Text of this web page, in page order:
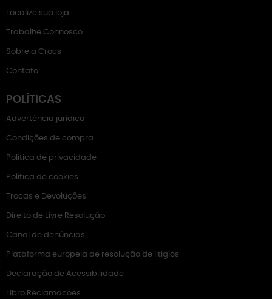
Localize sua loja
Trabalhe Connosco
Sobre a Crocs
Contato
POLÍTICAS
Advertência jurídica
Condições de compra
Política de privacidade
Política de cookies
Trocas e Devoluções
Direito de Livre Resolução
Canal de denúncias
Plataforma europeia de resolução de litígios
Declaração de Acessibilidade
Libro Reclamacoes